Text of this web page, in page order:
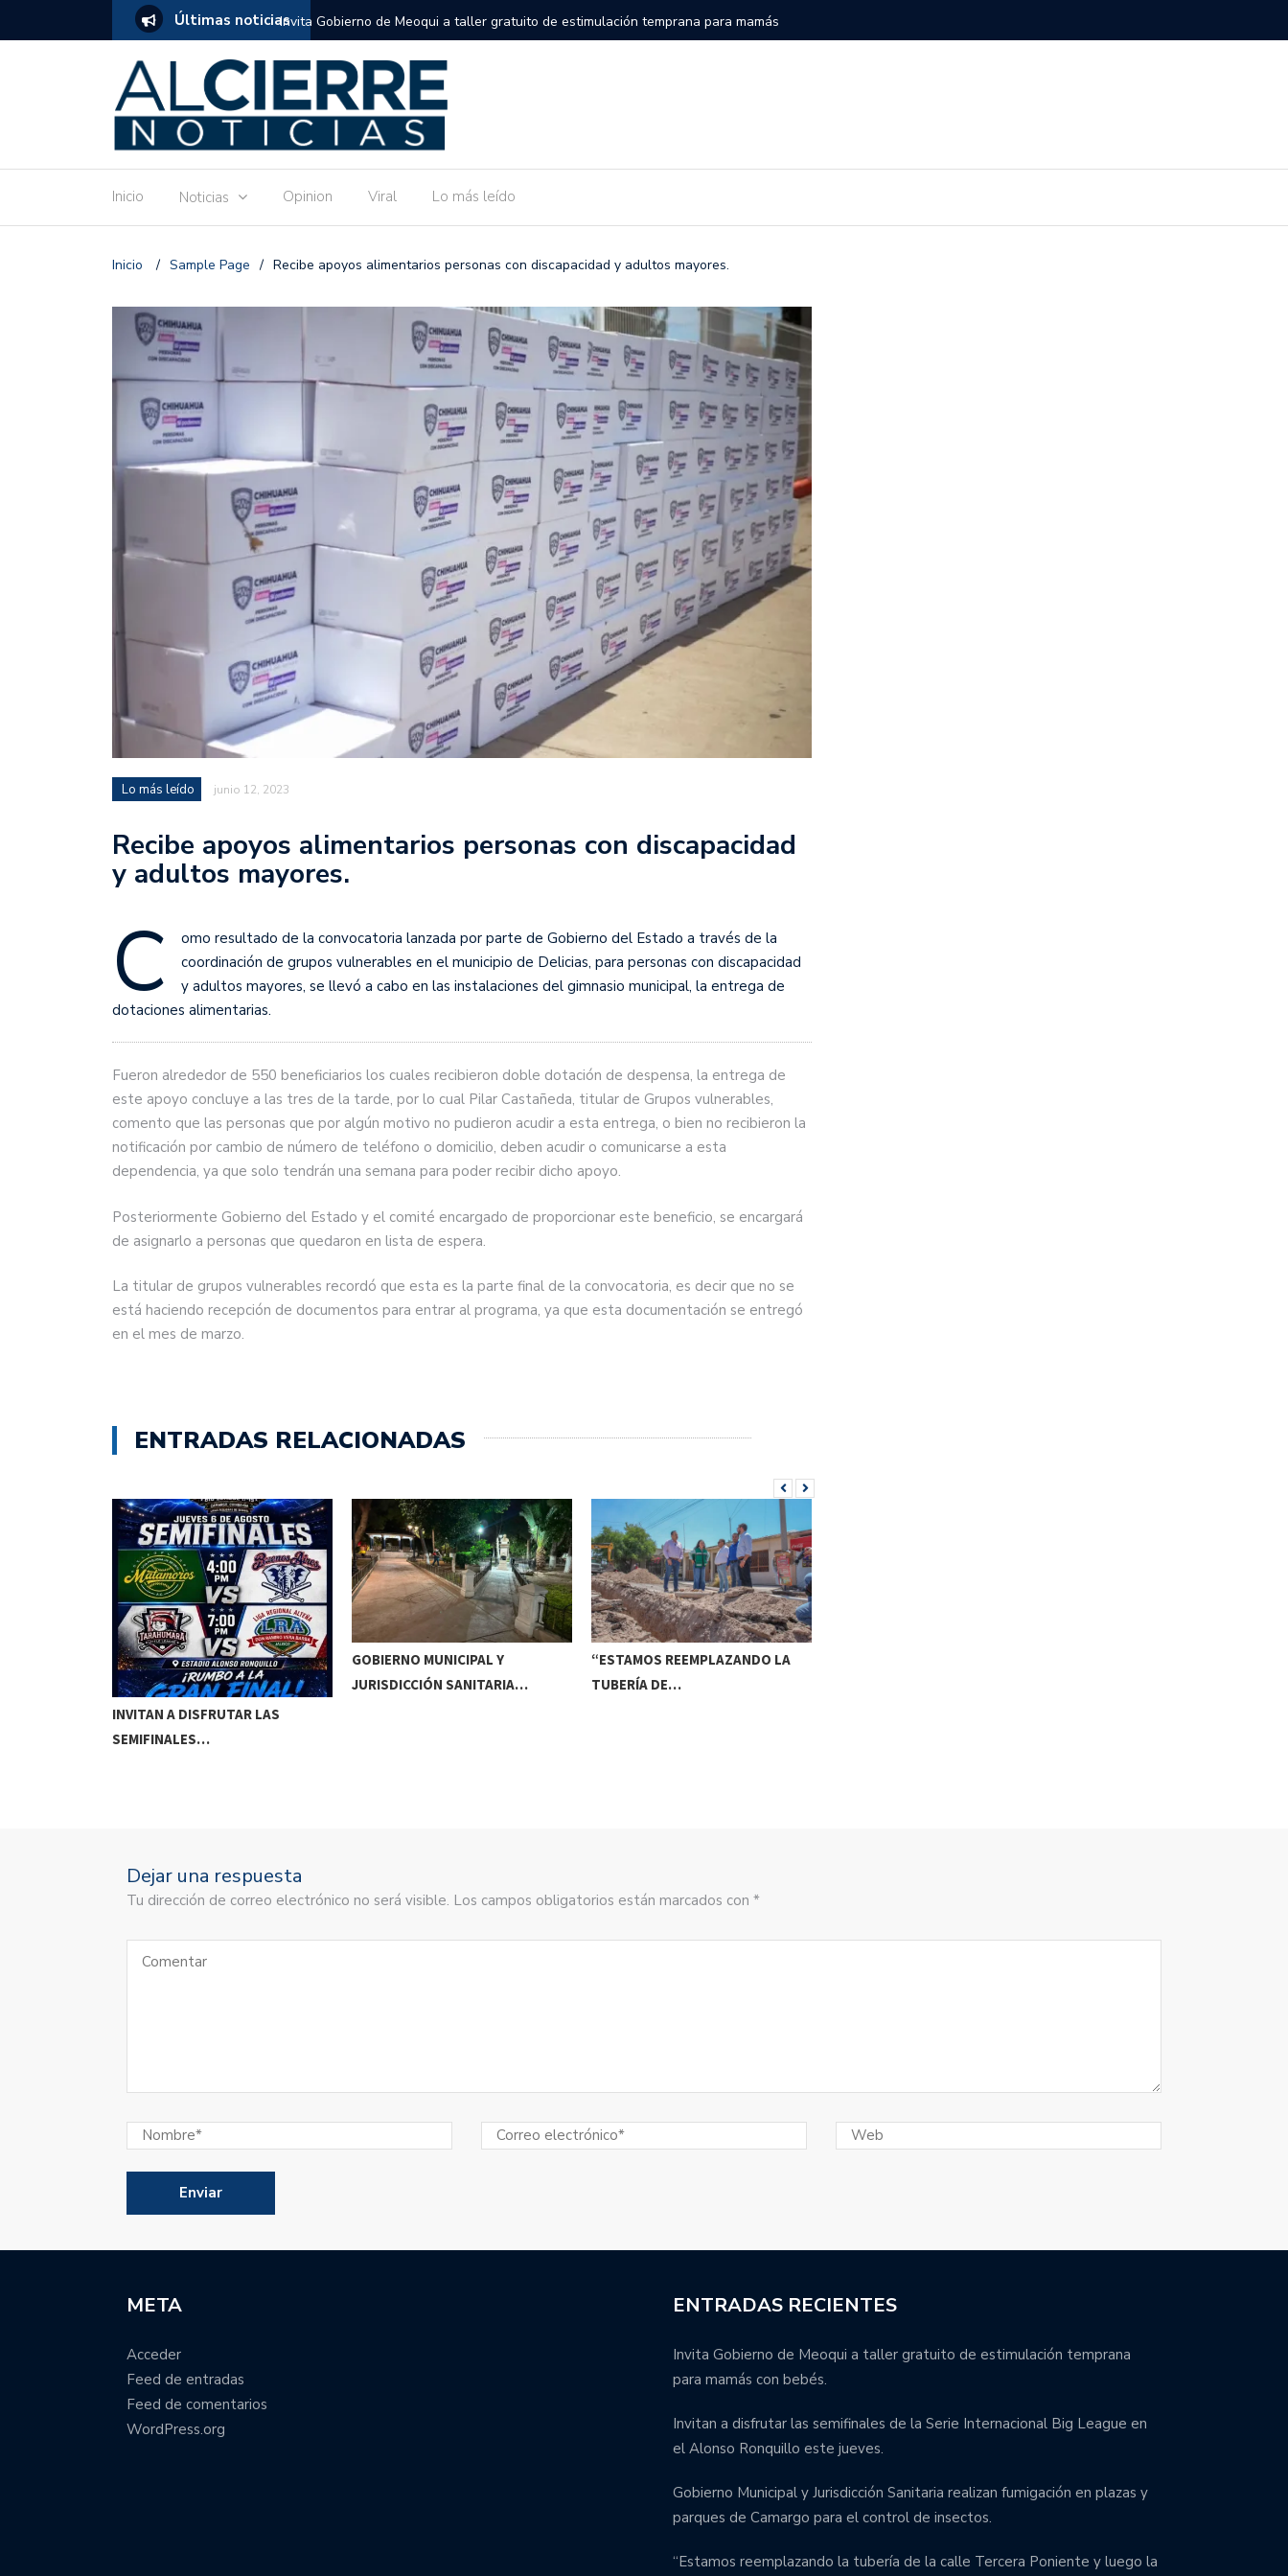
Últimas noticias
de estimulación temprana para mamás
Invitan a disfrutar las semifinales de la Serie Internacional Big League en el Alonso
Ronquillo este jueves.
de Camargo para el control de insectos.
Inicio Noticias Opinion Viral Lo más leído
Inicio / Sample Page / Recibe apoyos alimentarios personas con discapacidad y adultos mayores.
Lo más leído junio 12, 2023
Recibe apoyos alimentarios personas con discapacidad
y adultos mayores.
C
omo resultado de la convocatoria lanzada por parte de Gobierno del Estado a través de la
coordinación de grupos vulnerables en el municipio de Delicias, para personas con discapacidad
y adultos mayores, se llevó a cabo en las instalaciones del gimnasio municipal, la entrega de
dotaciones alimentarias.
Fueron alrededor de 550 beneficiarios los cuales recibieron doble dotación de despensa, la entrega de
este apoyo concluye a las tres de la tarde, por lo cual Pilar Castañeda, titular de Grupos vulnerables,
comento que las personas que por algún motivo no pudieron acudir a esta entrega, o bien no recibieron la
notificación por cambio de número de teléfono o domicilio, deben acudir o comunicarse a esta
dependencia, ya que solo tendrán una semana para poder recibir dicho apoyo.
Posteriormente Gobierno del Estado y el comité encargado de proporcionar este beneficio, se encargará
de asignarlo a personas que quedaron en lista de espera.
La titular de grupos vulnerables recordó que esta es la parte final de la convocatoria, es decir que no se
está haciendo recepción de documentos para entrar al programa, ya que esta documentación se entregó
en el mes de marzo.
ENTRADAS RELACIONADAS
INVITAN A DISFRUTAR LAS
SEMIFINALES…
GOBIERNO MUNICIPAL Y
JURISDICCIÓN SANITARIA…
“ESTAMOS REEMPLAZANDO LA
TUBERÍA DE…
Dejar una respuesta
Tu dirección de correo electrónico no será visible. Los campos obligatorios están marcados con *
META
Acceder
Feed de entradas
Feed de comentarios
WordPress.org
ENTRADAS RECIENTES
Invita Gobierno de Meoqui a taller gratuito de estimulación temprana
para mamás con bebés.
Invitan a disfrutar las semifinales de la Serie Internacional Big League en
el Alonso Ronquillo este jueves.
Gobierno Municipal y Jurisdicción Sanitaria realizan fumigación en plazas y
parques de Camargo para el control de insectos.
“Estamos reemplazando la tubería de la calle Tercera Poniente y luego la